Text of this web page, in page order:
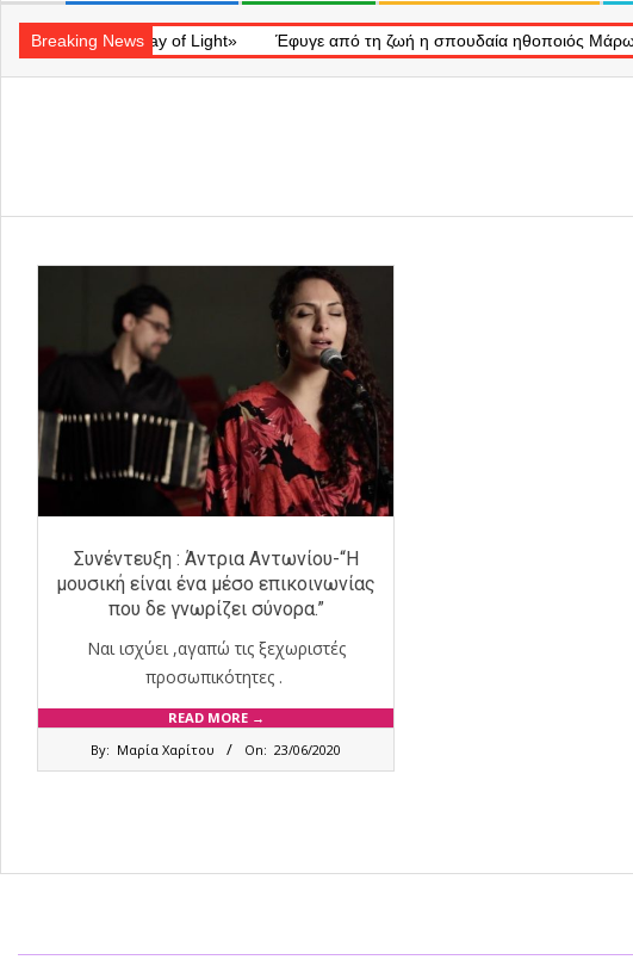
Menu
Breaking News
«Ray of Light» Έφυγε από τη ζωή η σπουδαία ηθοποιός Μάρω Κοντού
Συνέντευξη : Άντρια Αντωνίου-“Η
μουσική είναι ένα μέσο επικοινωνίας
που δε γνωρίζει σύνορα.”
Ναι ισχύει ,αγαπώ τις ξεχωριστές
προσωπικότητες .
READ MORE →
By: Μαρία Χαρίτου On: 23/06/2020